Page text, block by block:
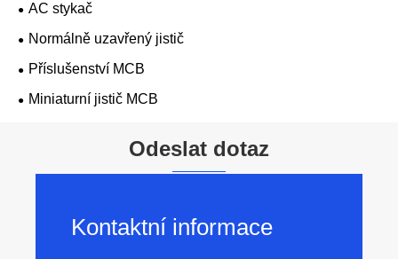
AC stykač
Normálně uzavřený jistič
Příslušenství MCB
Miniaturní jistič MCB
Odeslat dotaz
Kontaktní informace